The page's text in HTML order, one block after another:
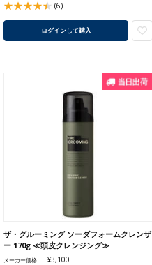
(6)
ログインして購入
ザ・グルーミング ソーダフォームクレンザ
ー 170g ≪頭皮クレンジング≫
メーカー価格 ¥3,100